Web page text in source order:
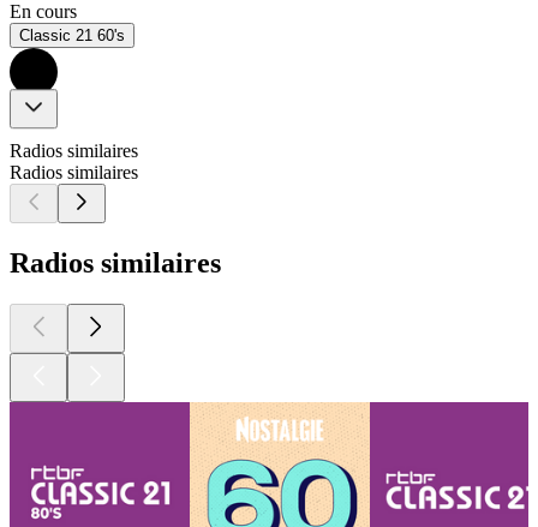
En cours
Classic 21 60's
Radios similaires
Radios similaires
Radios similaires